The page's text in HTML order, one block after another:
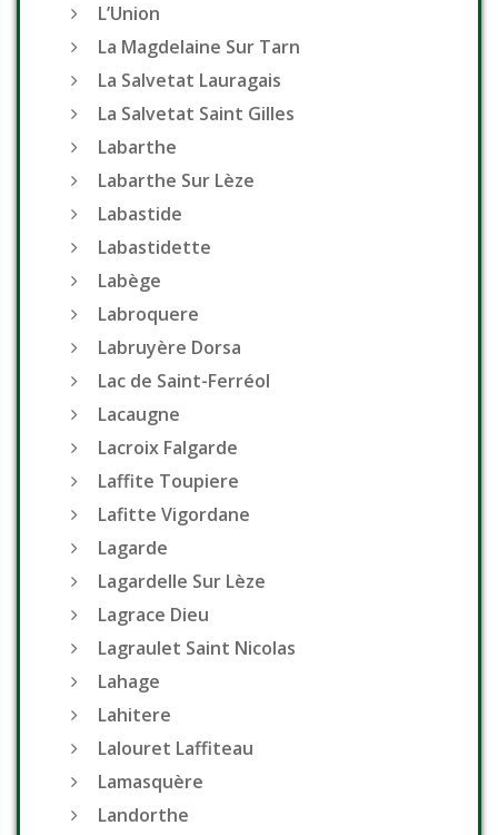
L’Union
La Magdelaine Sur Tarn
La Salvetat Lauragais
La Salvetat Saint Gilles
Labarthe
Labarthe Sur Lèze
Labastide
Labastidette
Labège
Labroquere
Labruyère Dorsa
Lac de Saint-Ferréol
Lacaugne
Lacroix Falgarde
Laffite Toupiere
Lafitte Vigordane
Lagarde
Lagardelle Sur Lèze
Lagrace Dieu
Lagraulet Saint Nicolas
Lahage
Lahitere
Lalouret Laffiteau
Lamasquère
Landorthe